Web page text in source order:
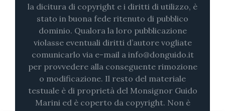
la dicitura di copyright e i diritti di utilizzo, è
stato in buona fede ritenuto di pubblico
dominio. Qualora la loro pubblicazione
violasse eventuali diritti d’autore vogliate
comunicarlo via e-mail a info@donguido.it
per provvedere alla conseguente rimozione
o modificazione. Il resto del materiale
testuale è di proprietà del Monsignor Guido
Marini ed è coperto da copyright. Non è